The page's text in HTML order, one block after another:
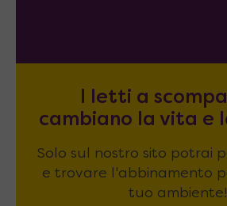
I letti a
cambiano la vita e
Solo sul nostro sito potrai
e trovare l'abbinamento
tuo ambiente!